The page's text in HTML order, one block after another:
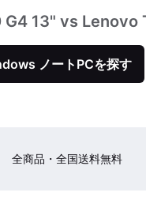
13" vs Lenovo
ノートPCを探す
全商品・全国送料無料